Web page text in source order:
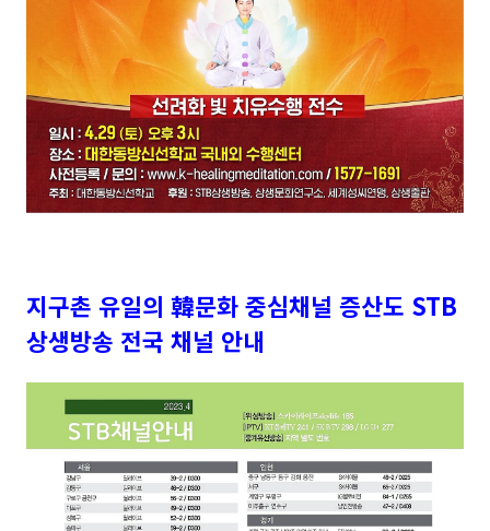
지구촌 유일의 韓문화 중심채널 증산도 STB
상생방송 전국 채널 안내